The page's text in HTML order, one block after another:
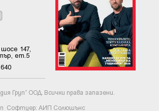
147,
ет.5
Груп” ООД. Всички права запазени.
Софтуер: АИП Солюшънс